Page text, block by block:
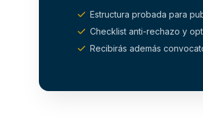
Estructura probada para
Checklist anti-rechazo y
Recibirás además